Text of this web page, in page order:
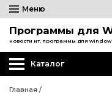
Меню
Программы для
новости ит, программы для
Каталог
Главная /